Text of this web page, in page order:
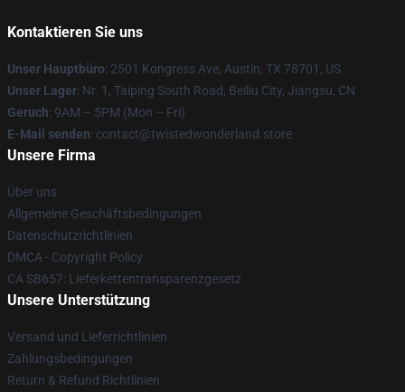
Kontaktieren Sie uns
Unser Hauptbüro: 2501 Kongress Ave, Austin, TX 78701, US
Unser Lager: Nr. 1, Taiping South Road, Beiliu City, Jiangsu, CN
Geruch: 9AM – 5PM (Mon – Fri)
E-Mail senden: contact@twistedwonderland.store
Unsere Firma
Über uns
Allgemeine Geschäftsbedingungen
Datenschutzrichtlinien
DMCA - Copyright Policy
CA SB657: Lieferkettentransparenzgesetz
Unsere Unterstützung
Versand und Lieferrichtlinien
Zahlungsbedingungen
Return & Refund Richtlinien